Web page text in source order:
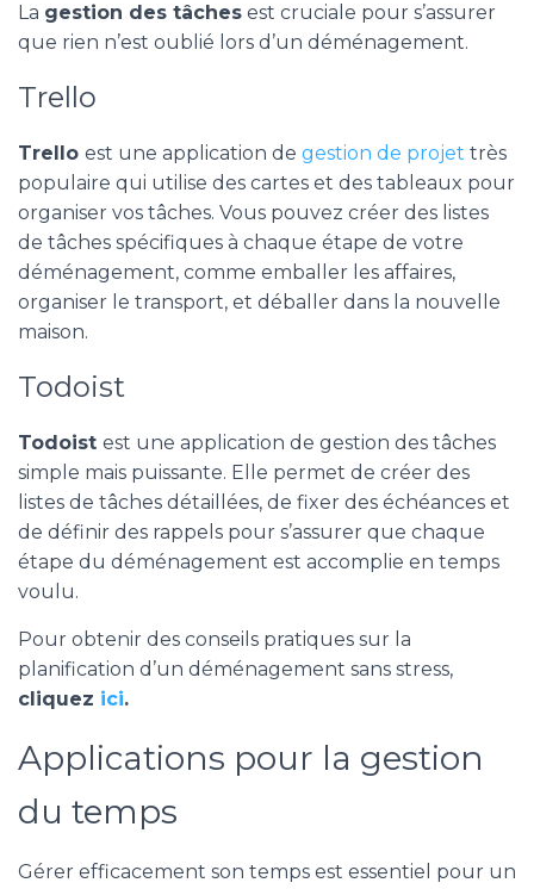
La gestion des tâches est cruciale pour s’assurer
que rien n’est oublié lors d’un déménagement.
Trello
Trello est une application de gestion de projet très
populaire qui utilise des cartes et des tableaux pour
organiser vos tâches. Vous pouvez créer des listes
de tâches spécifiques à chaque étape de votre
déménagement, comme emballer les affaires,
organiser le transport, et déballer dans la nouvelle
maison.
Todoist
Todoist est une application de gestion des tâches
simple mais puissante. Elle permet de créer des
listes de tâches détaillées, de fixer des échéances et
de définir des rappels pour s’assurer que chaque
étape du déménagement est accomplie en temps
voulu.
Pour obtenir des conseils pratiques sur la
planification d’un déménagement sans stress,
cliquez ici.
Applications pour la gestion
du temps
Gérer efficacement son temps est essentiel pour un